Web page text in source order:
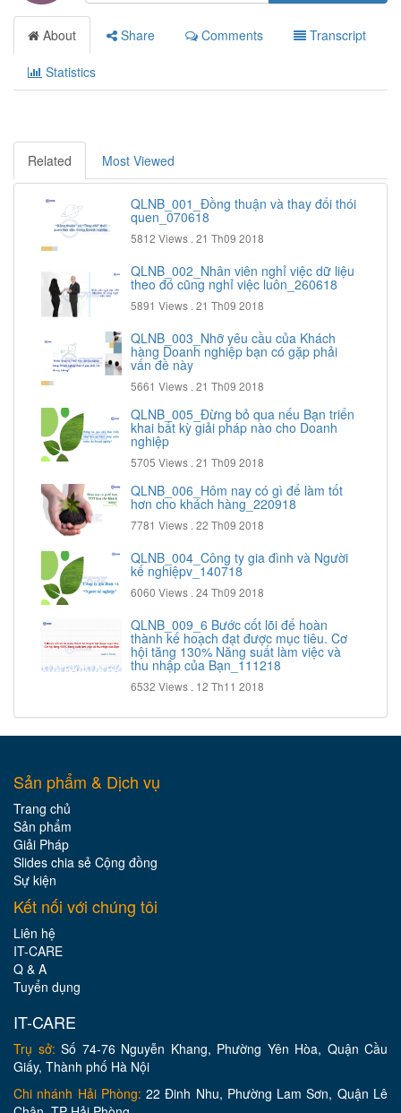
About Share Comments Transcript
Statistics
Related Most Viewed
QLNB_001_Đồng thuận và thay đổi thói
quen_070618
5812 Views . 21 Th09 2018
QLNB_002_Nhân viên nghỉ việc dữ liệu
theo đó cũng nghỉ việc luôn_260618
5891 Views . 21 Th09 2018
QLNB_003_Nhỡ yêu cầu của Khách
hàng Doanh nghiệp bạn có gặp phải
vấn đề này
5661 Views . 21 Th09 2018
QLNB_005_Đừng bỏ qua nếu Bạn triển
khai bất kỳ giải pháp nào cho Doanh
nghiệp
5705 Views . 21 Th09 2018
QLNB_006_Hôm nay có gì để làm tốt
hơn cho khách hàng_220918
7781 Views . 22 Th09 2018
QLNB_004_Công ty gia đình và Người
kế nghiệpv_140718
6060 Views . 24 Th09 2018
QLNB_009_6 Bước cốt lõi để hoàn
thành kế hoạch đạt được mục tiêu. Cơ
hội tăng 130% Năng suất làm việc và
thu nhập của Bạn_111218
6532 Views . 12 Th11 2018
Sản phẩm & Dịch vụ
Trang chủ
Sản phẩm
Giải Pháp
Slides chia sẻ Cộng đồng
Sự kiện
Kết nối với chúng tôi
Liên hệ
IT-CARE
Q & A
Tuyển dụng
IT-CARE
Trụ sở: Số 74-76 Nguyễn Khang, Phường Yên Hòa, Quận Cầu
Giấy, Thành phố Hà Nội
Chi nhánh Hải Phòng: 22 Đinh Nhu, Phường Lam Sơn, Quận Lê